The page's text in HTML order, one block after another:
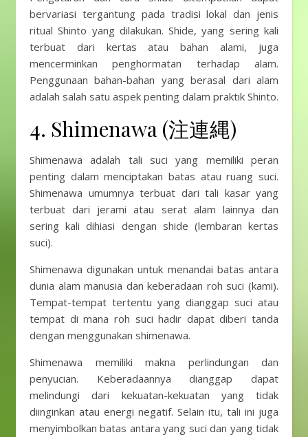
bervariasi tergantung pada tradisi lokal dan jenis
ritual Shinto yang dilakukan. Shide, yang sering kali
terbuat dari kertas atau bahan alami, juga
mencerminkan penghormatan terhadap alam.
Penggunaan bahan-bahan yang berasal dari alam
adalah salah satu aspek penting dalam praktik Shinto.
4. Shimenawa (注連縄)
Shimenawa adalah tali suci yang memiliki peran
penting dalam menciptakan batas atau ruang suci.
Shimenawa umumnya terbuat dari tali kasar yang
terbuat dari jerami atau serat alam lainnya dan
sering kali dihiasi dengan shide (lembaran kertas
suci).
Shimenawa digunakan untuk menandai batas antara
dunia alam manusia dan keberadaan roh suci (kami).
Tempat-tempat tertentu yang dianggap suci atau
tempat di mana roh suci hadir dapat diberi tanda
dengan menggunakan shimenawa.
Shimenawa memiliki makna perlindungan dan
penyucian. Keberadaannya dianggap dapat
melindungi dari kekuatan-kekuatan yang tidak
diinginkan atau energi negatif. Selain itu, tali ini juga
menyimbolkan batas antara yang suci dan yang tidak